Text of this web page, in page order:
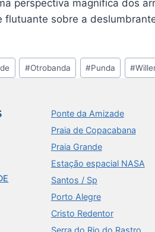
perspectiva magnífica dos
flutuante sobre a
#Otrobanda #Punda #
Ponte da Amizade
Praia de Copacabana
Praia Grande
Estação espacial NASA
Santos / Sp
Porto Alegre
Cristo Redentor